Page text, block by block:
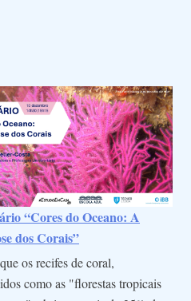
“Cores do Oceano: A
dos Corais”
os recifes de coral,
como as "florestas tropicais